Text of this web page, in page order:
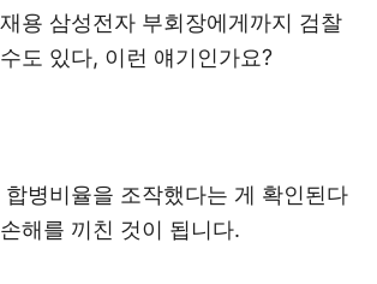
용 삼성전자 부회장에게까지 검찰
도 있다, 이런 얘기인가요?
합병비율을 조작했다는 게 확인된다
해를 끼친 것이 됩니다.